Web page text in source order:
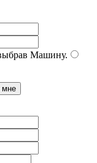
Машину.